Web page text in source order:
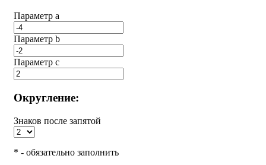
Параметр a
Параметр b
Параметр с
Округление:
Знаков после запятой
* - обязательно заполнить